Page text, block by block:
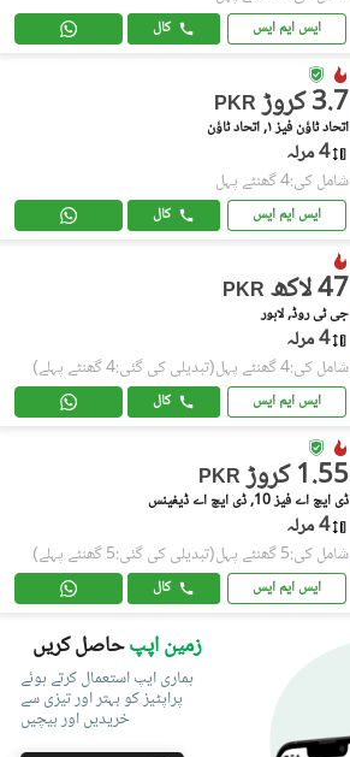
ایس ایم ایس کال
PKR 3.7 کروڑ
اتحاد ٹاؤن فیز ١, اتحاد ٹاؤن
4 مرلہ
شامل کی:4 گھنٹے پہل
ایس ایم ایس کال
PKR 47 لاکھ
جی ٹی روڈ, لاہور
4 مرلہ
شامل کی:4 گھنٹے پہل (تبدیلی کی گئی:4 گھنٹے پہلے)
ایس ایم ایس کال
PKR 1.55 کروڑ
ڈی ایچ اے فیز 10, ڈی ایچ اے ڈیفینس
4 مرلہ
شامل کی:5 گھنٹے پہل (تبدیلی کی گئی:5 گھنٹے پہلے)
ایس ایم ایس کال
زمین اپپحاصل کریں
ہماری ایپ استعمال کرتے ہوئے
پراپٹیز کو بہتر اور تیزی سے
خریدیں اور بیچیں